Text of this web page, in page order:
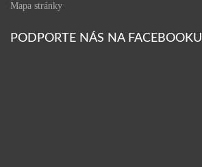
Mapa stránky
PODPORTE NÁS NA FACEBOOKU